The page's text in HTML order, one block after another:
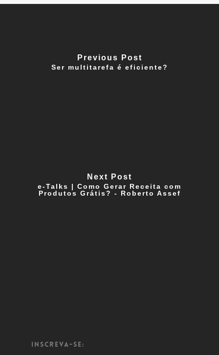
Previous Post
Ser multitarefa é eficiente?
Next Post
e-Talks | Como Gerar Receita com
Produtos Grátis? - Roberto Assef
Inscreva-se: